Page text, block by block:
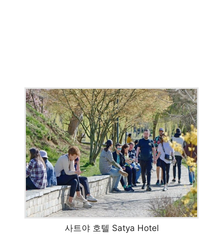
사트야 호텔 Satya Hotel